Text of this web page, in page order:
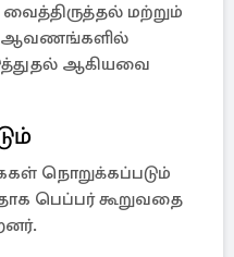
மற்றும்
ஆவணங்களில்
ஆகியவை
நொறுக்கப்படும்
பெப்பர் கூறுவதை